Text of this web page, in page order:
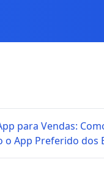
para Vendas:
o App Preferido dos